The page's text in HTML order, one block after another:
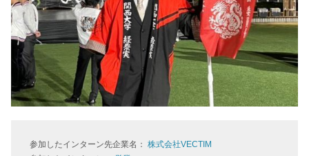
参加したインターン先企業名： 株式会社VECTIM